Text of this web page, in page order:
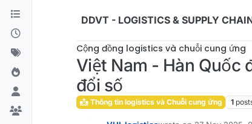
Skip to content
DDVT - LOGISTICS & SUPPLY
Cộng đồng logistics và chuỗi cung ứng
Việt Nam - Hàn Quốc
đổi số
Thông tin logistics và Chuỗi cung ứng 1